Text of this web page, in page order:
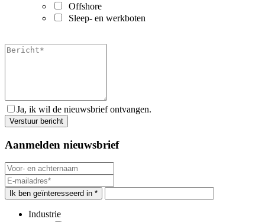
Offshore
Sleep- en werkboten
Ja, ik wil de nieuwsbrief ontvangen.
Aanmelden nieuwsbrief
Ik ben geïnteresseerd in *
Industrie